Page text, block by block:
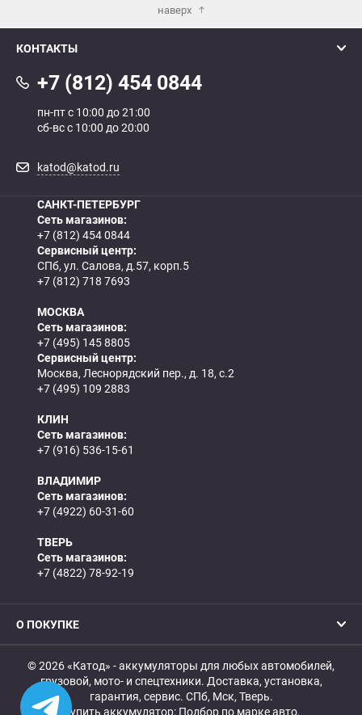
наверх
КОНТАКТЫ
+7 (812) 454 0844
пн-пт с 10:00 до 21:00
сб-вс с 10:00 до 20:00
katod@katod.ru
САНКТ-ПЕТЕРБУРГ
Сеть магазинов:
+7 (812) 454 0844
Сервисный центр:
СПб, ул. Салова, д.57, корп.5
+7 (812) 718 7693
МОСКВА
Сеть магазинов:
+7 (495) 145 8805
Сервисный центр:
Москва, Леснорядский пер., д. 18, с.2
+7 (495) 109 2883
КЛИН
Сеть магазинов:
+7 (916) 536-15-61
ВЛАДИМИР
Сеть магазинов:
+7 (4922) 60-31-60
ТВЕРЬ
Сеть магазинов:
+7 (4822) 78-92-19
О ПОКУПКЕ
© 2026 «Катод» - аккумуляторы для любых автомобилей,
грузовой, мото- и спецтехники. Доставка, установка,
гарантия, сервис. СПб, Мск, Тверь.
Купить аккумулятор: Подбор по марке авто,